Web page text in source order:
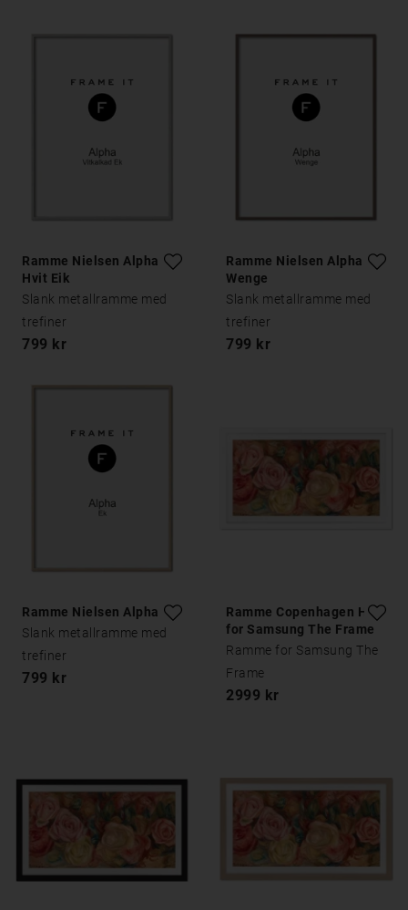
Ramme Nielsen Alpha
Hvit Eik
Slank metallramme med
trefiner
799 kr
Ramme Nielsen Alpha
Wenge
Slank metallramme med
trefiner
799 kr
Ramme Nielsen Alpha Eik
Slank metallramme med
trefiner
799 kr
Ramme Copenhagen Hvit
for Samsung The Frame
Ramme for Samsung The
Frame
2999 kr